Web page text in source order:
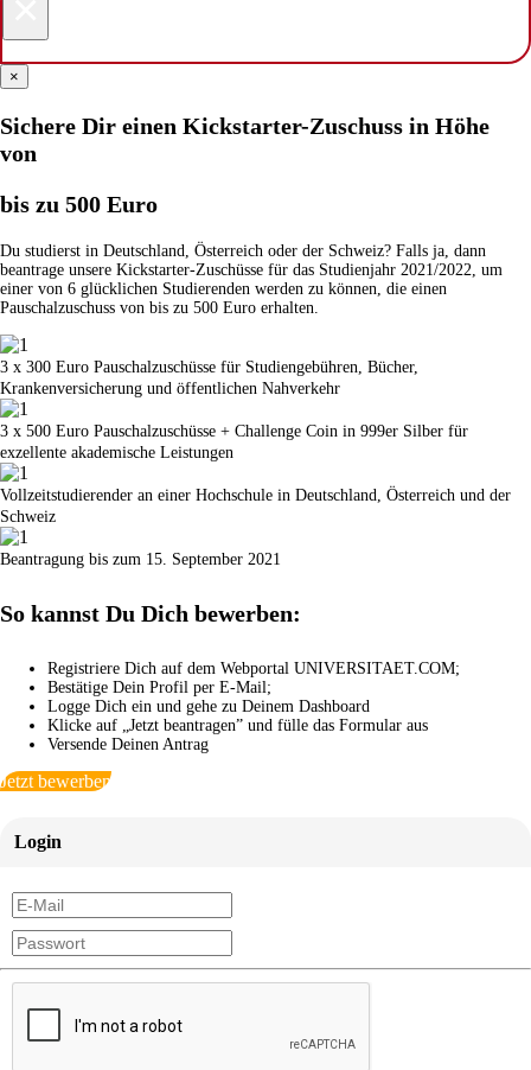
×
Sichere Dir einen Kickstarter-Zuschuss in Höhe
von
bis zu 500 Euro
Du studierst in Deutschland, Österreich oder der Schweiz? Falls ja, dann
beantrage unsere Kickstarter-Zuschüsse für das Studienjahr 2021/2022, um
einer von 6 glücklichen Studierenden werden zu können, die einen
Pauschalzuschuss von bis zu 500 Euro erhalten.
3 x 300 Euro Pauschalzuschüsse für Studiengebühren, Bücher,
Krankenversicherung und öffentlichen Nahverkehr
3 x 500 Euro Pauschalzuschüsse + Challenge Coin in 999er Silber für
exzellente akademische Leistungen
Vollzeitstudierender an einer Hochschule in Deutschland, Österreich und der
Schweiz
Beantragung bis zum 15. September 2021
So kannst Du Dich bewerben:
Registriere Dich auf dem Webportal UNIVERSITAET.COM;
Bestätige Dein Profil per E-Mail;
Logge Dich ein und gehe zu Deinem Dashboard
Klicke auf „Jetzt beantragen” und fülle das Formular aus
Versende Deinen Antrag
Jetzt bewerben
Login